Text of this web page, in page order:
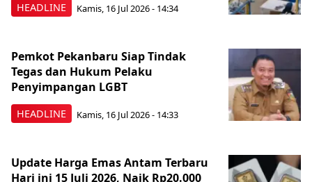
HEADLINE Kamis, 16 Jul 2026 - 14:34
HEADLINE
Pemkot Pekanbaru Siap Tindak
Tegas dan Hukum Pelaku
Penyimpangan LGBT
Kamis, 16 Jul 2026 - 14:33
Update Harga Emas Antam Terbaru
Hari ini 15 Juli 2026, Naik Rp20.000